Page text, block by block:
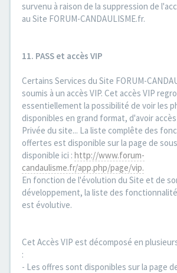
survenu à raison de la suppression de
au Site FORUM-CANDAULISME.fr.
11. PASS et accès VIP
Certains Services du Site FORUM-
soumis à un accès VIP. Cet accès VIP
essentiellement la possibilité de voir les
disponibles en grand format, d'avoir
Privée du site... La liste complête des
offertes est disponible sur la page de
disponible ici : http://www.forum-
candaulisme.fr/app.php/page/vip.
En fonction de l'évolution du Site et de
développement, la liste des
est évolutive.
Cet Accès VIP est décomposé en
:
- Les offres sont disponibles sur la page